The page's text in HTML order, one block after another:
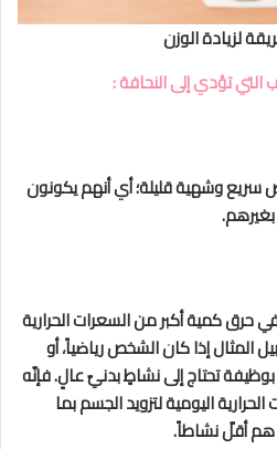
لزيادة الوزن
التي تؤدي إلى النحافة :
وشهية قليلة؛ أي أنهم يكونون
حرق كمية أكبر من السعرات الحرارية
المثال إذا كان الشخص رياضياً، أو
تحتاج إلى نشاطٍ بدنيّ عالٍ. فإنّه
اليومية لتزويد الجسم بما
هم أقلّ نشاطاً.